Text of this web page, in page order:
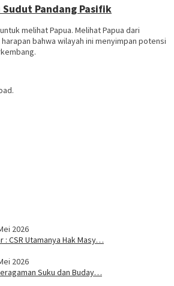
Pandang Pasifik
melihat Papua. Melihat Papua dari
bahwa wilayah ini menyimpan potensi
2026
: CSR Utamanya Hak Masy…
2026
Suku dan Buday…